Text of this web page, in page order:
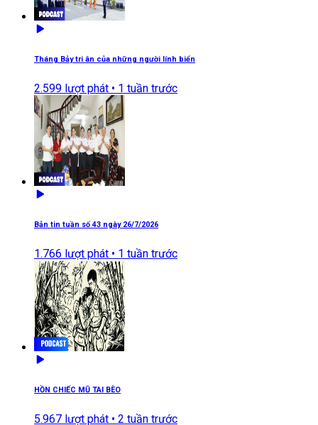
Tháng Bảy tri ân của những người lính biển
2.599 lượt phát • 1 tuần trước
Bản tin tuần số 43 ngày 26/7/2026
1.766 lượt phát • 1 tuần trước
HỒN CHIẾC MŨ TAI BÈO
5.967 lượt phát • 2 tuần trước